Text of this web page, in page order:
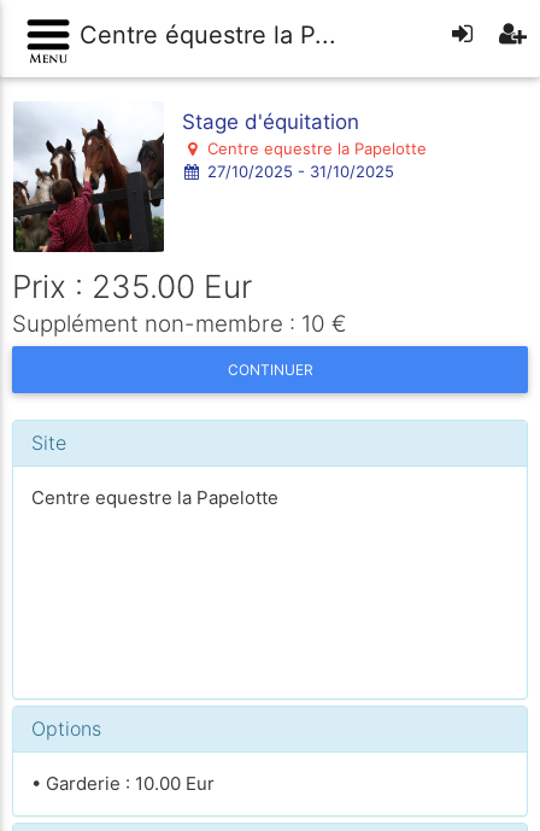
Centre équestre la P...
Stage d'équitation
Centre equestre la Papelotte
27/10/2025 - 31/10/2025
Prix : 235.00 Eur
Supplément non-membre : 10 €
CONTINUER
Site
Centre equestre la Papelotte
Options
• Garderie : 10.00 Eur